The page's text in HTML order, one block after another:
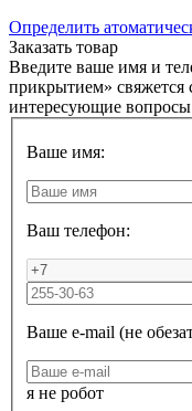
Определить
Заказать товар
Введите ваше имя и
прикрытием» свяжется
интересующие
Ваше имя:
Ваш телефон:
Ваше e-mail (не
я не робот